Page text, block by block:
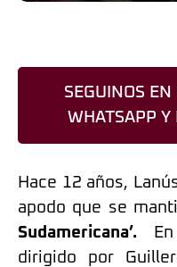
SEGUINOS
WHATSAPP Y
Hace 12 años,
apodo que se
Sudamericana’. En
dirigido por